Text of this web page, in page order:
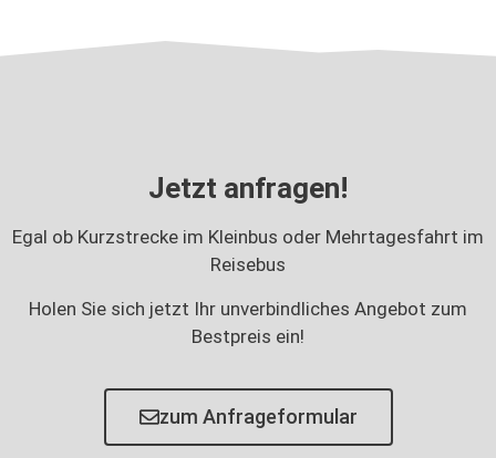
Jetzt anfragen!
Egal ob Kurzstrecke im Kleinbus oder Mehrtagesfahrt im
Reisebus
Holen Sie sich jetzt Ihr unverbindliches Angebot zum
Bestpreis ein!
zum Anfrageformular